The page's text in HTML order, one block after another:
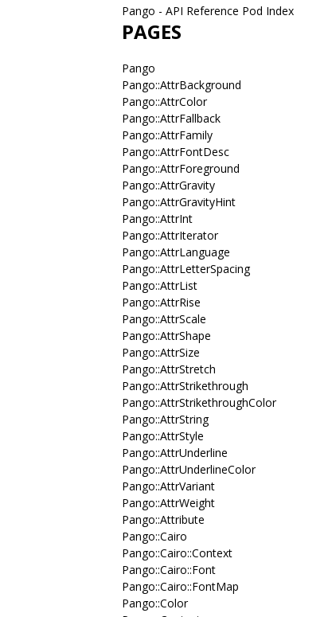
Pango - API Reference Pod Index
PAGES
Pango
Pango::AttrBackground
Pango::AttrColor
Pango::AttrFallback
Pango::AttrFamily
Pango::AttrFontDesc
Pango::AttrForeground
Pango::AttrGravity
Pango::AttrGravityHint
Pango::AttrInt
Pango::AttrIterator
Pango::AttrLanguage
Pango::AttrLetterSpacing
Pango::AttrList
Pango::AttrRise
Pango::AttrScale
Pango::AttrShape
Pango::AttrSize
Pango::AttrStretch
Pango::AttrStrikethrough
Pango::AttrStrikethroughColor
Pango::AttrString
Pango::AttrStyle
Pango::AttrUnderline
Pango::AttrUnderlineColor
Pango::AttrVariant
Pango::AttrWeight
Pango::Attribute
Pango::Cairo
Pango::Cairo::Context
Pango::Cairo::Font
Pango::Cairo::FontMap
Pango::Color